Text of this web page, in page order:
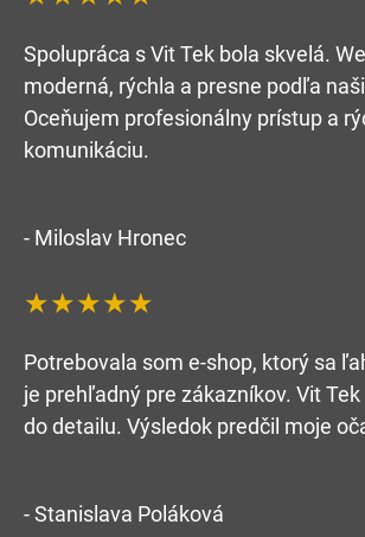
Spolupráca s Vit Tek bola skvelá.
moderná, rýchla a presne podľa
Oceňujem profesionálny prístup a
komunikáciu.
- Miloslav Hronec
★★★★★
Potrebovala som e-shop, ktorý sa
je prehľadný pre zákazníkov. Vit
do detailu. Výsledok predčil moje
- Stanislava Poláková